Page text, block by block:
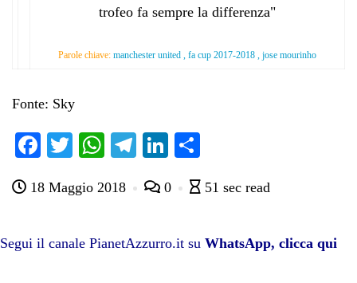
trofeo fa sempre la differenza"
Parole chiave: manchester united , fa cup 2017-2018 , jose mourinho
Fonte: Sky
Fa
bo
T
tte
W
ts
pp
Te
gr
m
Li
ed di
di
18 Maggio 2018 0 51 sec read
Segui il canale PianetAzzurro.it su WhatsApp, clicca qui